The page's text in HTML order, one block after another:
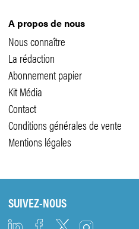
A propos de nous
Nous connaître
La rédaction
Abonnement papier
Kit Média
Contact
Conditions générales de vente
Mentions légales
SUIVEZ-NOUS